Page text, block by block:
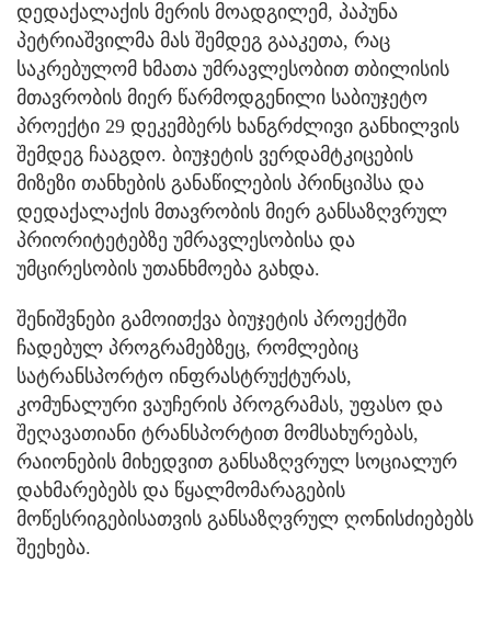
დედაქალაქის მერის მოადგილემ, პაპუნა
პეტრიაშვილმა მას შემდეგ გააკეთა, რაც
საკრებულომ ხმათა უმრავლესობით თბილისის
მთავრობის მიერ წარმოდგენილი საბიუჯეტო
პროექტი 29 დეკემბერს ხანგრძლივი განხილვის
შემდეგ ჩააგდო. ბიუჯეტის ვერდამტკიცების
მიზეზი თანხების განაწილების პრინციპსა და
დედაქალაქის მთავრობის მიერ განსაზღვრულ
პრიორიტეტებზე უმრავლესობისა და
უმცირესობის უთანხმოება გახდა.
შენიშვნები გამოითქვა ბიუჯეტის პროექტში
ჩადებულ პროგრამებზეც, რომლებიც
სატრანსპორტო ინფრასტრუქტურას,
კომუნალური ვაუჩერის პროგრამას, უფასო და
შეღავათიანი ტრანსპორტით მომსახურებას,
რაიონების მიხედვით განსაზღვრულ სოციალურ
დახმარებებს და წყალმომარაგების
მოწესრიგებისათვის განსაზღვრულ ღონისძიებებს
შეეხება.